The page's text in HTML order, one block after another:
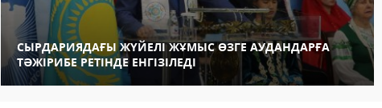
СЫРДАРИЯДАҒЫ ЖҮЙЕЛІ ЖҰМЫС ӨЗГЕ АУДАНДАРҒА
ТӘЖІРИБЕ РЕТІНДЕ ЕНГІЗІЛЕДІ